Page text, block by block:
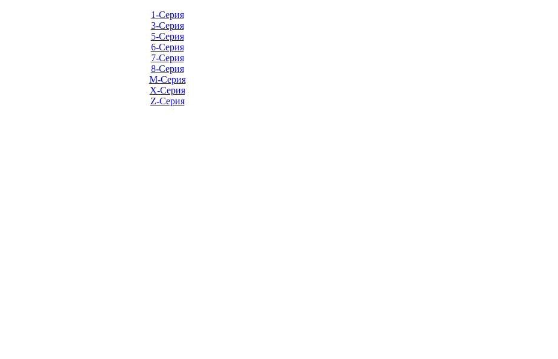
1-Серия
3-Серия
5-Серия
6-Серия
7-Серия
8-Серия
M-Серия
X-Серия
Z-Серия